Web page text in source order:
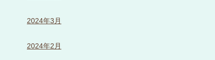
2024年3月
2024年2月